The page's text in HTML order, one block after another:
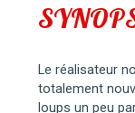
Le réalisateur
totalement
loups un peu